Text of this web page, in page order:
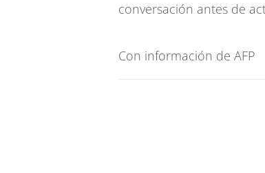
conversación antes de
Con información de AFP